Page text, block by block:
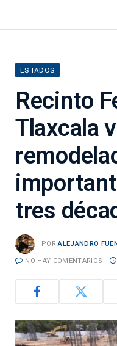
ESTADOS
Recinto
Tlaxcala
tres
POR ALEJANDRO
NO HAY COMENTARIOS